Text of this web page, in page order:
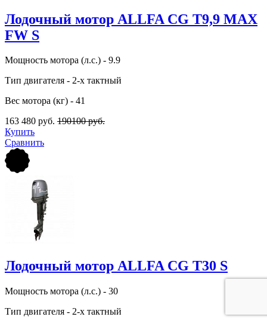
Лодочный мотор ALLFA CG Т9,9 MAX
FW S
Мощность мотора (л.с.) - 9.9
Тип двигателя - 2-х тактный
Вес мотора (кг) - 41
163 480 руб. 190100 руб.
Купить
Сравнить
Лодочный мотор ALLFA CG Т30 S
Мощность мотора (л.с.) - 30
Тип двигателя - 2-х тактный